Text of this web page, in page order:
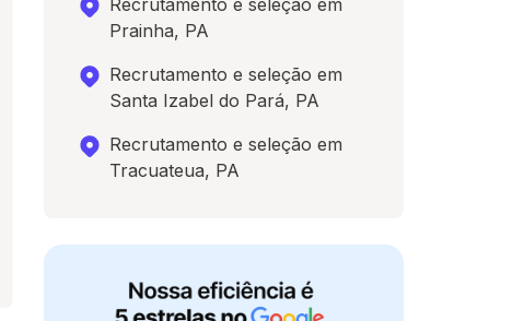
Recrutamento e seleção em
Prainha, PA
Recrutamento e seleção em
Santa Izabel do Pará, PA
Recrutamento e seleção em
Tracuateua, PA